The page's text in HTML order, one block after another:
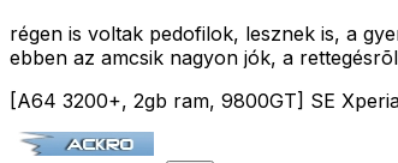
régen is voltak pedofilok, lesznek is, a
ebben az amcsik nagyon jók, a
[A64 3200+, 2gb ram, 9800GT] SE